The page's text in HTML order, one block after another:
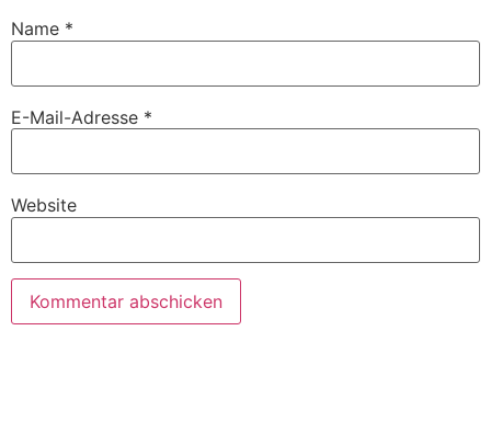
Name *
E-Mail-Adresse *
Website